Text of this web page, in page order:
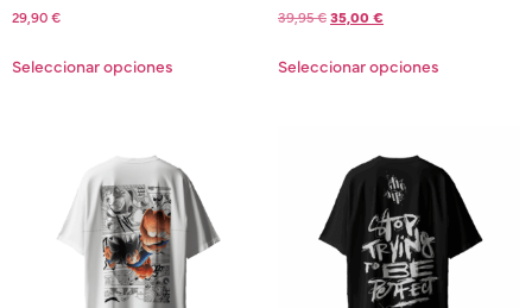
29,90€
Seleccionar opciones
39,95€35,00€
Seleccionar opciones